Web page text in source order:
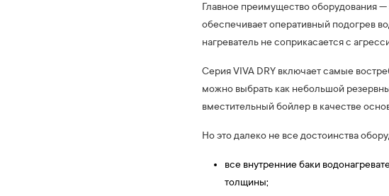
Главное преимущество оборудования
обеспечивает оперативный подогрев
нагреватель не соприкасается с
Серия VIVA DRY включает самые
можно выбрать как небольшой
вместительный бойлер в качестве
Но это далеко не все достоинства
все внутренние баки
толщины;